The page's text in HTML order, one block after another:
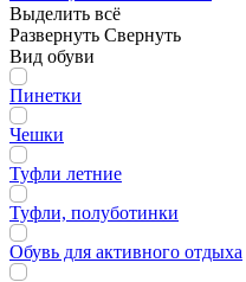
Выделить всё
Развернуть Свернуть
Вид обуви
Пинетки
Чешки
Туфли летние
Туфли, полуботинки
Обувь для активного отдыха